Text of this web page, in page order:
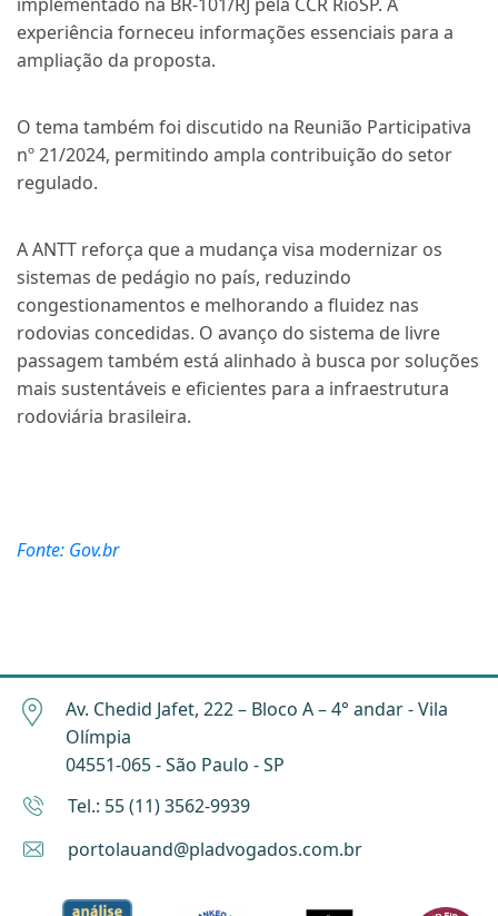
experiência forneceu informações essenciais para a
ampliação da proposta.
O tema também foi discutido na Reunião Participativa
nº 21/2024, permitindo ampla contribuição do setor
regulado.
A ANTT reforça que a mudança visa modernizar os
sistemas de pedágio no país, reduzindo
congestionamentos e melhorando a fluidez nas
rodovias concedidas. O avanço do sistema de livre
passagem também está alinhado à busca por soluções
mais sustentáveis e eficientes para a infraestrutura
rodoviária brasileira.
Fonte: Gov.br
Av. Chedid Jafet, 222 – Bloco A – 4° andar - Vila
Olímpia
04551-065 - São Paulo - SP
Tel.: 55 (11) 3562-9939
portolauand@pladvogados.com.br